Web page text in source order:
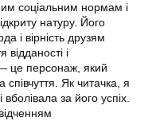
соціальним нормам і
натуру. Його
і вірність друзям
і
це персонаж, який
співчуття. Як читачка, я
за його успіх.